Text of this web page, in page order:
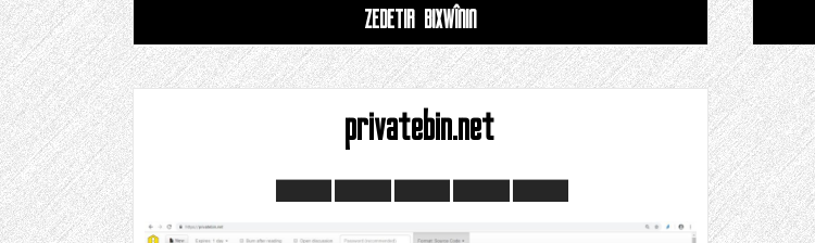
ZÊDETIR BIXWÎNIN
privatebin.net